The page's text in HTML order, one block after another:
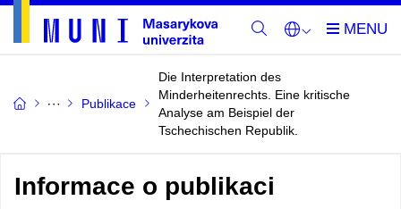
Publikace
Die Interpretation des
Minderheitenrechts. Eine kritische
Analyse am Beispiel der
Tschechischen Republik.
Informace o publikaci